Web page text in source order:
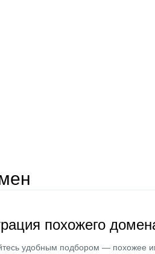
похожего
удобным подбором — похожее